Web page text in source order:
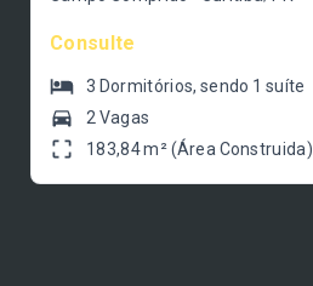
Consulte
3 Dormitórios, sendo 1 suíte
2 Vagas
183,84 m² (Área Construida)